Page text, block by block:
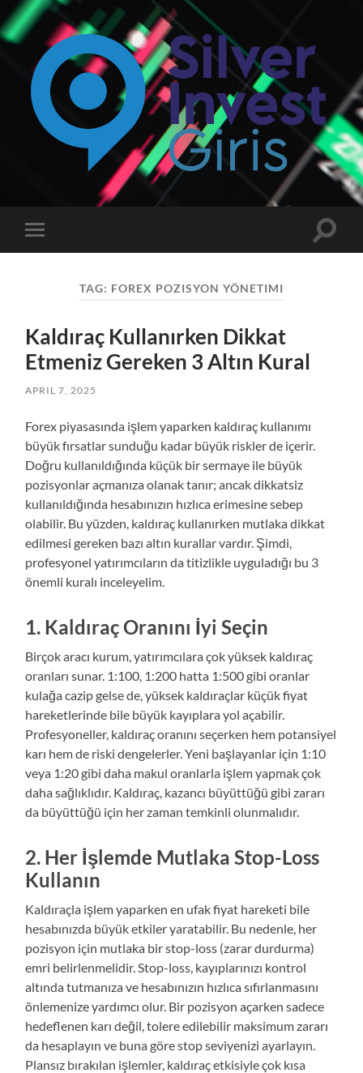
mobile
Toggle
TAG: FOREX POZISYON YÖNETIMI
Kaldıraç Kullanırken Dikkat
Etmeniz Gereken 3 Altın Kural
APRIL 7, 2025
Forex piyasasında işlem yaparken kaldıraç kullanımı
büyük fırsatlar sunduğu kadar büyük riskler de içerir.
Doğru kullanıldığında küçük bir sermaye ile büyük
pozisyonlar açmanıza olanak tanır; ancak dikkatsiz
kullanıldığında hesabınızın hızlıca erimesine sebep
olabilir. Bu yüzden, kaldıraç kullanırken mutlaka dikkat
edilmesi gereken bazı altın kurallar vardır. Şimdi,
profesyonel yatırımcıların da titizlikle uyguladığı bu 3
önemli kuralı inceleyelim.
1. Kaldıraç Oranını İyi Seçin
Birçok aracı kurum, yatırımcılara çok yüksek kaldıraç
oranları sunar. 1:100, 1:200 hatta 1:500 gibi oranlar
kulağa cazip gelse de, yüksek kaldıraçlar küçük fiyat
hareketlerinde bile büyük kayıplara yol açabilir.
Profesyoneller, kaldıraç oranını seçerken hem potansiyel
karı hem de riski dengelerler. Yeni başlayanlar için 1:10
veya 1:20 gibi daha makul oranlarla işlem yapmak çok
daha sağlıklıdır. Kaldıraç, kazancı büyüttüğü gibi zararı
da büyüttüğü için her zaman temkinli olunmalıdır.
2. Her İşlemde Mutlaka Stop-Loss
Kullanın
Kaldıraçla işlem yaparken en ufak fiyat hareketi bile
hesabınızda büyük etkiler yaratabilir. Bu nedenle, her
pozisyon için mutlaka bir stop-loss (zarar durdurma)
emri belirlenmelidir. Stop-loss, kayıplarınızı kontrol
altında tutmanıza ve hesabınızın hızlıca sıfırlanmasını
önlemenize yardımcı olur. Bir pozisyon açarken sadece
hedeflenen karı değil, tolere edilebilir maksimum zararı
da hesaplayın ve buna göre stop seviyenizi ayarlayın.
Plansız bırakılan işlemler, kaldıraç etkisiyle çok kısa